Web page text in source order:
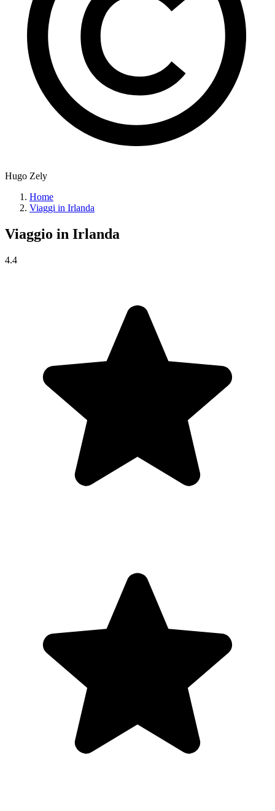
Hugo Zely
Home
Viaggi in Irlanda
Viaggio in Irlanda
4.4